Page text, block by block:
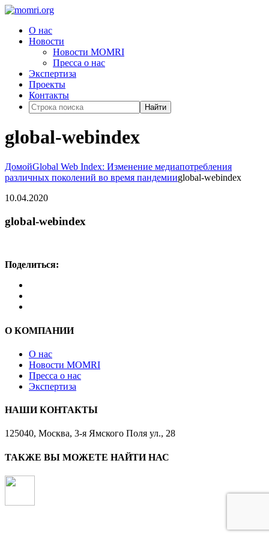
О нас
Новости
Новости MOMRI
Пресса о нас
Экспертиза
Проекты
Контакты
Найти
global-webindex
ДомойGlobal Web Index: Изменение медиапотребления
различных поколений во время пандемииglobal-webindex
10.04.2020
global-webindex
Поделиться:
О КОМПАНИИ
О нас
Новости MOMRI
Пресса о нас
Экспертиза
НАШИ КОНТАКТЫ
125040, Москва, 3-я Ямского Поля ул., 28
ТАКЖЕ ВЫ МОЖЕТЕ НАЙТИ НАС